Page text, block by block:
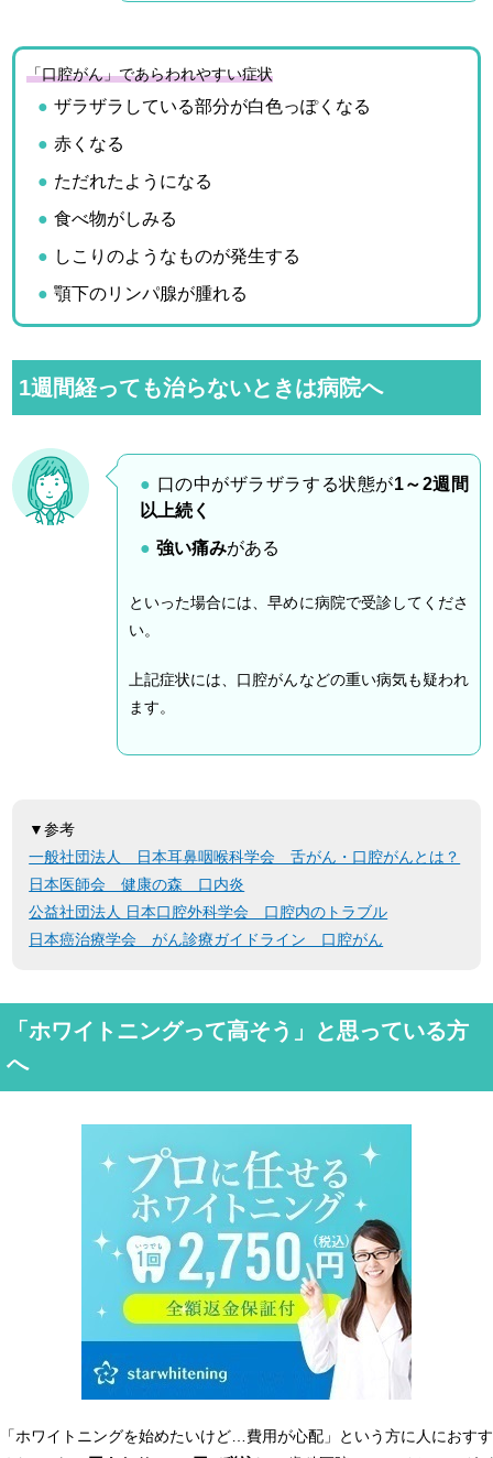
「口腔がん」であらわれやすい症状
ザラザラしている部分が白色っぽくなる
赤くなる
ただれたようになる
食べ物がしみる
しこりのようなものが発生する
顎下のリンパ腺が腫れる
1週間経っても治らないときは病院へ
口の中がザラザラする状態が1～2週間
以上続く
強い痛みがある
といった場合には、早めに病院で受診してくださ
い。
上記症状には、口腔がんなどの重い病気も疑われ
ます。
▼参考
一般社団法人 日本耳鼻咽喉科学会 舌がん・口腔がんとは？
日本医師会 健康の森 口内炎
公益社団法人 日本口腔外科学会 口腔内のトラブル
日本癌治療学会 がん診療ガイドライン 口腔がん
「ホワイトニングって高そう」と思っている方
へ
「ホワイトニングを始めたいけど…費用が心配」という方に人におすす